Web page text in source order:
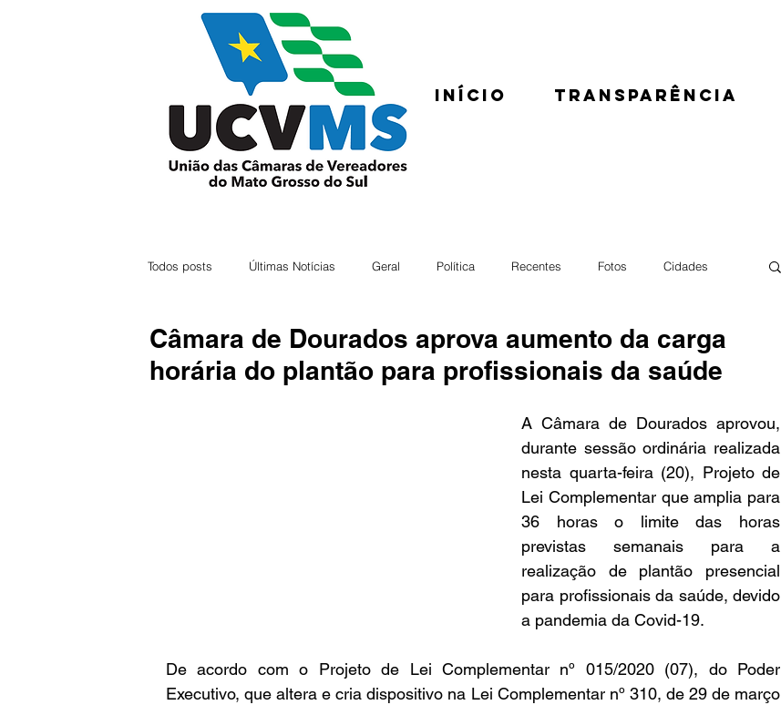
Início Transparência
Todos posts Últimas Notícias Geral Política Recentes Fotos Cidades
Câmara de Dourados aprova aumento da carga
horária do plantão para profissionais da saúde
A Câmara de Dourados aprovou,
durante sessão ordinária realizada
nesta quarta-feira (20), Projeto de
Lei Complementar que amplia para
36 horas o limite das horas
previstas semanais para a
realização de plantão presencial
para profissionais da saúde, devido
a pandemia da Covid-19.
De acordo com o Projeto de Lei Complementar nº 015/2020 (07), do Poder
Executivo, que altera e cria dispositivo na Lei Complementar nº 310, de 29 de março